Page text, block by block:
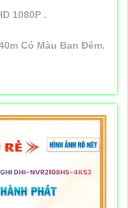
1080P .
Có Màu Ban Ðêm.